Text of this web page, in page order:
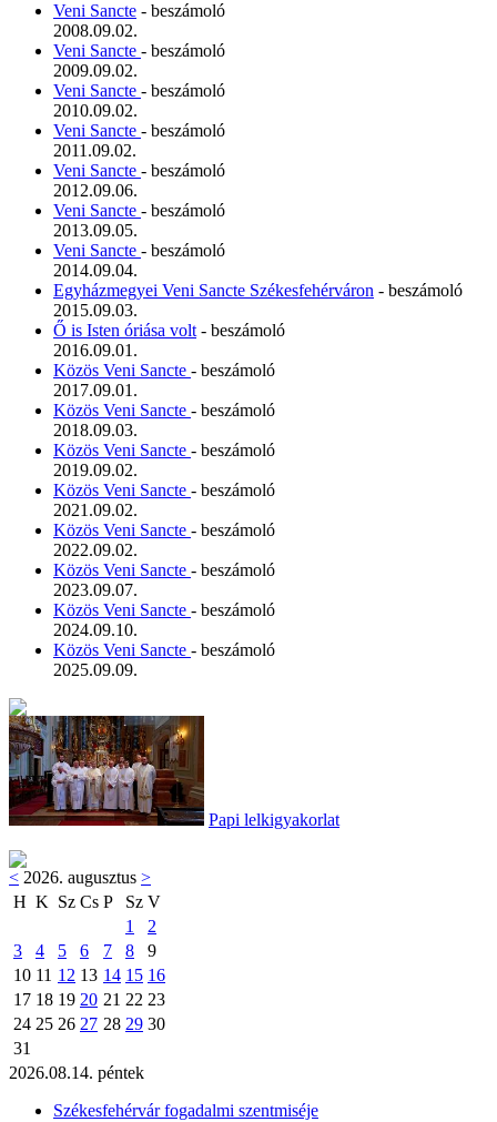
Veni Sancte - beszámoló
2008.09.02.
Veni Sancte - beszámoló
2009.09.02.
Veni Sancte - beszámoló
2010.09.02.
Veni Sancte - beszámoló
2011.09.02.
Veni Sancte - beszámoló
2012.09.06.
Veni Sancte - beszámoló
2013.09.05.
Veni Sancte - beszámoló
2014.09.04.
Egyházmegyei Veni Sancte Székesfehérváron - beszámoló
2015.09.03.
Ő is Isten óriása volt - beszámoló
2016.09.01.
Közös Veni Sancte - beszámoló
2017.09.01.
Közös Veni Sancte - beszámoló
2018.09.03.
Közös Veni Sancte - beszámoló
2019.09.02.
Közös Veni Sancte - beszámoló
2021.09.02.
Közös Veni Sancte - beszámoló
2022.09.02.
Közös Veni Sancte - beszámoló
2023.09.07.
Közös Veni Sancte - beszámoló
2024.09.10.
Közös Veni Sancte - beszámoló
2025.09.09.
Papi lelkigyakorlat
< 2026. augusztus >
H K Sz Cs P Sz V
1
2
3
4 5 6 7 8
9
10 11 12 13 14 15 16
17 18 19 20 21 22 23
24 25 26 27 28 29 30
31
2026.08.14. péntek
Székesfehérvár fogadalmi szentmiséje